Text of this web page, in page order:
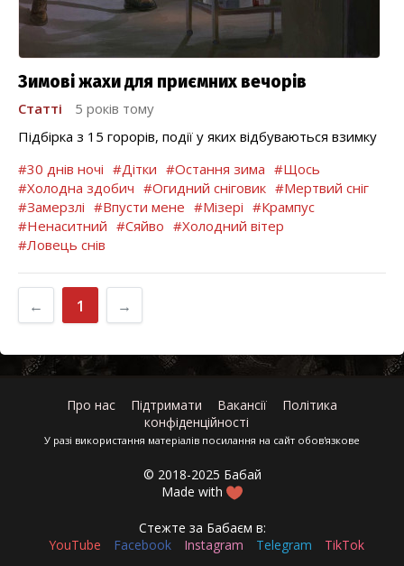
Зимові жахи для приємних вечорів
Статті
5 років тому
Підбірка з 15 горорів, події у яких відбуваються взимку
#30 днів ночі #Дітки #Остання зима #Щось
#Холодна здобич #Огидний сніговик #Мертвий сніг
#Замерзлі #Впусти мене #Мізері #Крампус
#Ненаситний #Сяйво #Холодний вітер
#Ловець снів
← 1 →
Про нас Підтримати Вакансії
Політика
конфіденційності
У разі використання матеріалів посилання на сайт обов'язкове
© 2018-2025 Бабай
Made with
Стежте за Бабаєм в:
YouTube
Facebook Instagram Telegram TikTok